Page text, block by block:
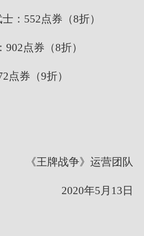
：552点券（8折）
点券（8折）
点券（9折）
《王牌战争》运营团队
2020年5月13日